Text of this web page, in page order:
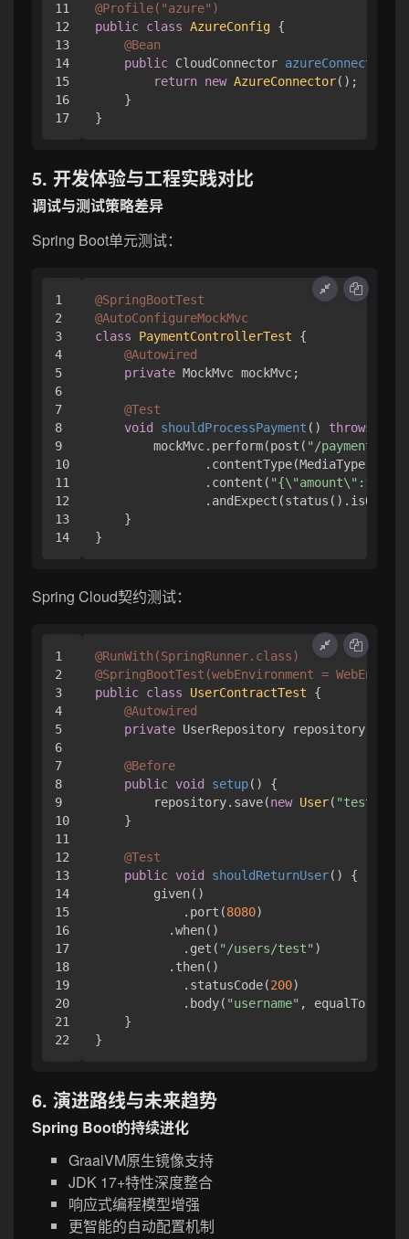
11
12
13
14
15
16
@Profile("azure")
public class AzureConfig {
@Bean
public CloudConnector azureConnector
return new AzureConnector();
    }
5. 开发体验与工程实践对比
调试与测试策略差异
Spring Boot单元测试：
1
2
3
4
5
6
7
8
9
10
11
12
13
@SpringBootTest
@AutoConfigureMockMvc
class
PaymentControllerTest {
@Autowired
private MockMvc mockMvc;
@Test
void
shouldProcessPayment () throws
        mockMvc.perform(post(
"/payments"
               .content(
"{\"amount\":100}"
               .andExpect(status().isOk());
    }
Spring Cloud契约测试：
1
2
3
4
5
6
7
8
9
10
11
12
13
14
15
16
17
18
19
20
21
@RunWith(SpringRunner.class)
@SpringBootTest(webEnvironment =
public class UserContractTest {
@Autowired
private UserRepository repository;
@Before
public void setup()
{
        repository.save(
new User( "test"
    }
@Test
public void shouldReturnUser()
{
        given()
            .port(
8080)
          .when()
            .get(
"/users/test" )
          .then()
            .statusCode(
200)
            .body(
"username" , equalTo(
    }
6. 演进路线与未来趋势
Spring Boot的持续进化
GraalVM原生镜像支持
JDK 17+特性深度整合
响应式编程模型增强
更智能的自动配置机制